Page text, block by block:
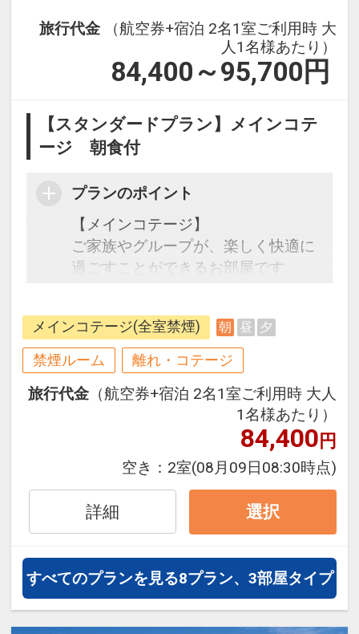
旅行代金
（航空券+宿泊 2名1室ご利用時 大
人1名様あたり）
84,400～95,700 円
【スタンダードプラン】メインコテ
ージ 朝食付
プランのポイント
【メインコテージ】
ご家族やグループが、楽しく快適に
過ごすことができるお部屋です。
いますが、コテージ周辺にはハンモ
ックやブランコなどをご用意。広大
な敷地と沖縄リゾートを肌で感じて
いただくことができるオクマのスタ
ンダードタイプのお部屋です。
バイキングの朝食
メインコテージ(全室禁煙) 朝 昼 夕
禁煙ルーム 離れ・コテージ
旅行代金 （航空券+宿泊 2名1室ご利用時 大人
1名様あたり）
84,400円
空き： 2室(08月09日08:30時点)
詳細 選択
すべてのプランを見る8プラン、3部屋タイプ